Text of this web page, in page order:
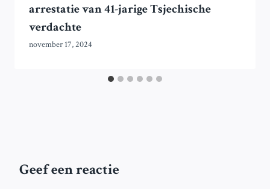
arrestatie van 41-jarige Tsjechische
verdachte
november 17, 2024
Geef een reactie